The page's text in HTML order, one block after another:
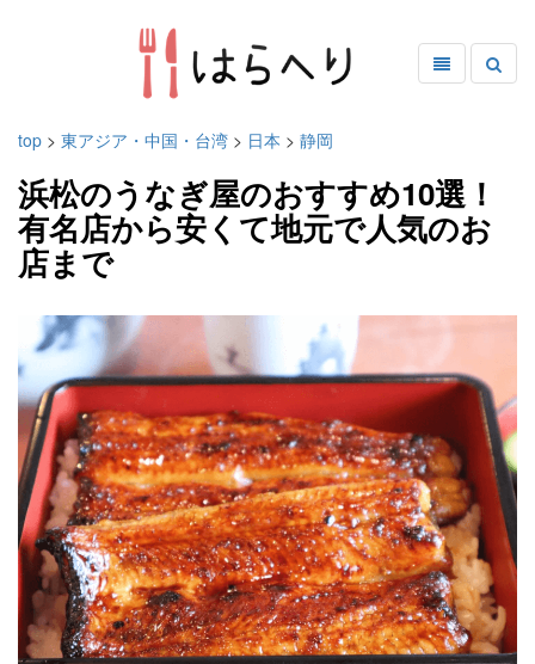
top > 東アジア・中国・台湾 > 日本 > 静岡
浜松のうなぎ屋のおすすめ10選！
有名店から安くて地元で人気のお
店まで